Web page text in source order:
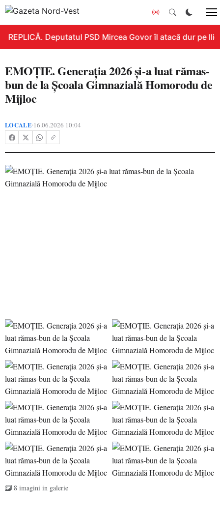
REPLICĂ. Deputatul PSD Mircea Govor îl atacă dur pe
EMOȚIE. Generația 2026 și-a luat rămas-
bun de la Școala Gimnazială Homorodu de
Mijloc
LOCALE•16.06.2026 10:04
8 imagini in galerie